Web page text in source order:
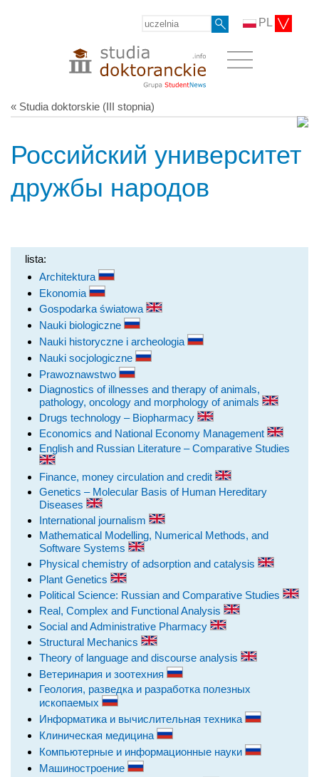
PL
« Studia doktorskie (III stopnia)
Российский университет
дружбы народов
lista:
Architektura
Ekonomia
Gospodarka światowa
Nauki biologiczne
Nauki historyczne i archeologia
Nauki socjologiczne
Prawoznawstwo
Diagnostics of illnesses and therapy of animals,
pathology, oncology and morphology of animals
Drugs technology – Biopharmacy
Economics and National Economy Management
English and Russian Literature – Comparative Studies
Finance, money circulation and credit
Genetics – Molecular Basis of Human Hereditary
Diseases
International journalism
Mathematical Modelling, Numerical Methods, and
Software Systems
Physical chemistry of adsorption and catalysis
Plant Genetics
Political Science: Russian and Comparative Studies
Real, Complex and Functional Analysis
Social and Administrative Pharmacy
Structural Mechanics
Theory of language and discourse analysis
Ветеринария и зоотехния
Геология, разведка и разработка полезных
ископаемых
Информатика и вычислительная техника
Клиническая медицина
Компьютерные и информационные науки
Машиностроение